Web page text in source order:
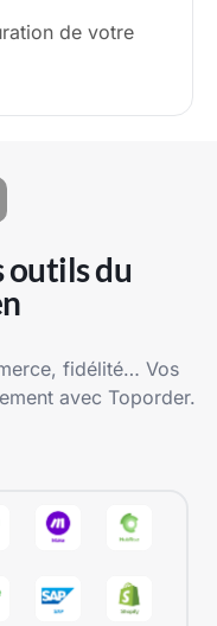
de votre
outils du
fidélité… Vos
avec Toporder.